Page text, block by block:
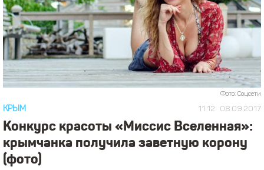
Фото: Соцсети
11:12 08.09.2017
КРЫМ
Конкурс красоты «Миссис Вселенная»:
крымчанка получила заветную корону
(фото)